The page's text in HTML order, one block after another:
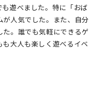
遊べました。特に「おば
が人気でした。また、自分
。誰でも気軽にできるゲ
大人も楽しく遊べるイベ